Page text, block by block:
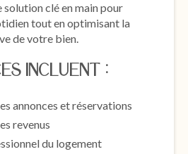
solution clé en main pour
tout en optimisant la
de votre bien.
INCLUENT :
annonces et réservations
revenus
du logement